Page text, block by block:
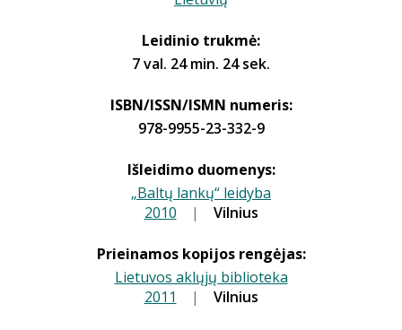
Leidinio trukmė:
7 val. 24 min. 24 sek.
ISBN/ISSN/ISMN numeris:
978-9955-23-332-9
Išleidimo duomenys:
„Baltų lankų“ leidyba
2010 | Vilnius
Prieinamos kopijos rengėjas:
Lietuvos aklųjų biblioteka
2011 | Vilnius